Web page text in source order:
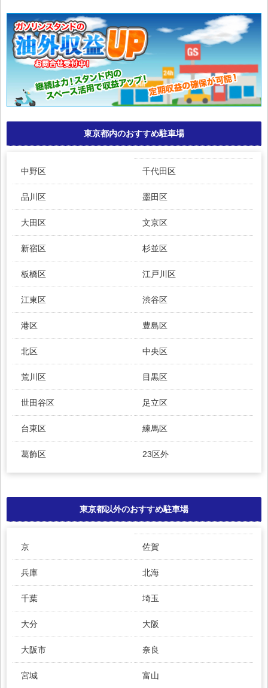
東京都内のおすすめ駐車場
中野区 千代田区
品川区 墨田区
大田区 文京区
新宿区 杉並区
板橋区 江戸川区
江東区 渋谷区
港区 豊島区
北区 中央区
荒川区 目黒区
世田谷区 足立区
台東区 練馬区
葛飾区 23区外
東京都以外のおすすめ駐車場
京 佐賀
兵庫 北海
千葉 埼玉
大分 大阪
大阪市 奈良
宮城 富山